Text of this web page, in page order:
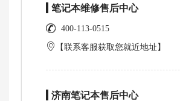
笔记本维修售后中心
400-113-0515
【联系客服获取您就近地址】
济南笔记本售后中心